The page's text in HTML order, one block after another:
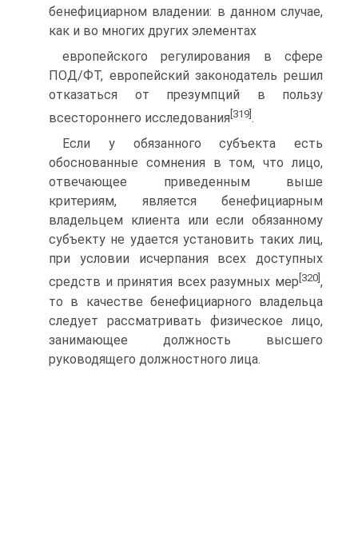
бенефициарном владении: в данном случае,
как и во многих других элементах
европейского регулирования в сфере
ПОД/ФТ, европейский законодатель решил
отказаться от презумпций в пользу
всестороннего исследования [319] .
Если у обязанного субъекта есть
обоснованные сомнения в том, что лицо,
отвечающее приведенным выше
критериям, является бенефициарным
владельцем клиента или если обязанному
субъекту не удается установить таких лиц,
при условии исчерпания всех доступных
средств и принятия всех разумных мер [320] ,
то в качестве бенефициарного владельца
следует рассматривать физическое лицо,
занимающее должность высшего
руководящего должностного лица.